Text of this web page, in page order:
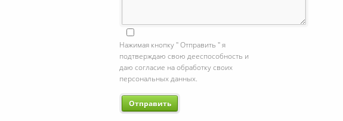
Нажимая кнопку " Отправить " я
подтверждаю свою дееспособность и
даю согласие на обработку своих
персональных данных.